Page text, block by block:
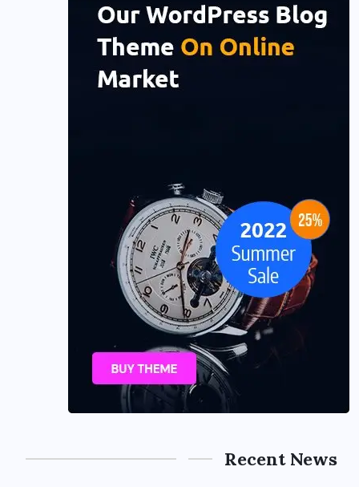
Recent News